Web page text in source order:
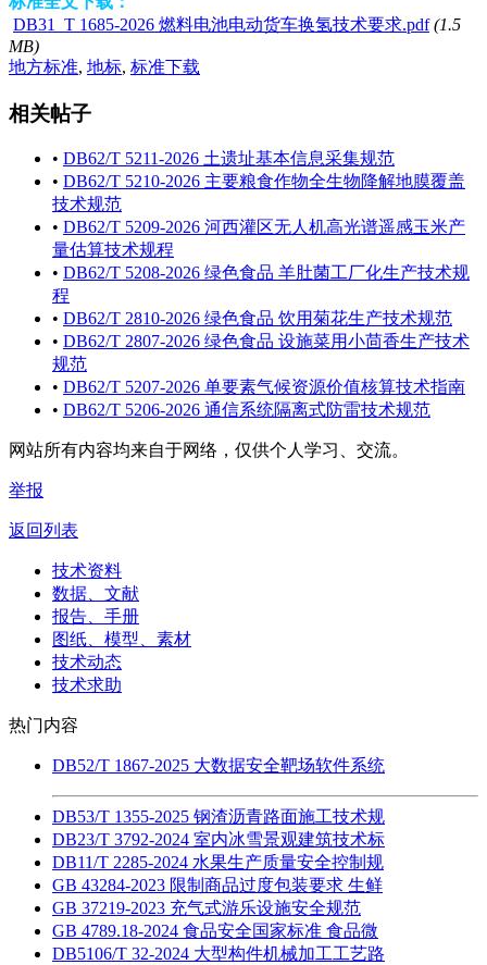
DB31_T 1685-2026 燃料电池电动货车换氢技术要求.pdf (1.5
MB)
地方标准, 地标, 标准下载
相关帖子
• DB62/T 5211-2026 土遗址基本信息采集规范
• DB62/T 5210-2026 主要粮食作物全生物降解地膜覆盖
技术规范
• DB62/T 5209-2026 河西灌区无人机高光谱遥感玉米产
量估算技术规程
• DB62/T 5208-2026 绿色食品 羊肚菌工厂化生产技术规
程
• DB62/T 2810-2026 绿色食品 饮用菊花生产技术规范
• DB62/T 2807-2026 绿色食品 设施菜用小茴香生产技术
规范
• DB62/T 5207-2026 单要素气候资源价值核算技术指南
• DB62/T 5206-2026 通信系统隔离式防雷技术规范
网站所有内容均来自于网络，仅供个人学习、交流。
举报
返回列表
技术资料
数据、文献
报告、手册
图纸、模型、素材
技术动态
技术求助
热门内容
DB52/T 1867-2025 大数据安全靶场软件系统
DB53/T 1355-2025 钢渣沥青路面施工技术规
DB23/T 3792-2024 室内冰雪景观建筑技术标
DB11/T 2285-2024 水果生产质量安全控制规
GB 43284-2023 限制商品过度包装要求 生鲜
GB 37219-2023 充气式游乐设施安全规范
GB 4789.18-2024 食品安全国家标准 食品微
DB5106/T 32-2024 大型构件机械加工工艺路